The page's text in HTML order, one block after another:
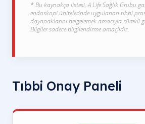
* Bu kaynakça listesi, A Life Sağlık Grubu
endoskopi ünitelerinde uygulanan tıbbi
dayanaklarını belgelemek amacıyla sürekli
Bilgiler sadece bilgilendirme amaçlıdır.
Tıbbi Onay Paneli